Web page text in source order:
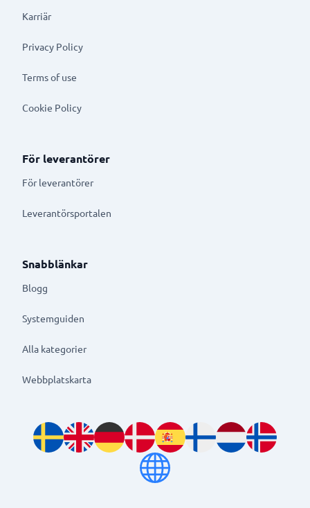
Karriär
Privacy Policy
Terms of use
Cookie Policy
För leverantörer
För leverantörer
Leverantörsportalen
Snabblänkar
Blogg
Systemguiden
Alla kategorier
Webbplatskarta